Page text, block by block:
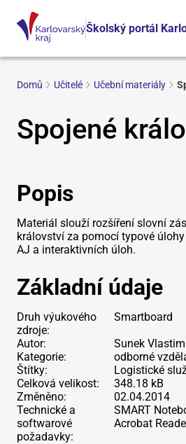
Školský portál
Domů Učitelé Učební materiály
Spojené
Popis
Materiál slouží rozšíření slovní
království za pomocí typové
AJ a interaktivních úloh.
Základní údaje
Druh výukového
zdroje:
Smartboard
Autor:
Sunek
Kategorie:
odborné
Štítky:
Logistické
Celková velikost:
348.18 kB
Změněno:
02.04.2014
Technické a
softwarové
požadavky:
SMART
Acrobat